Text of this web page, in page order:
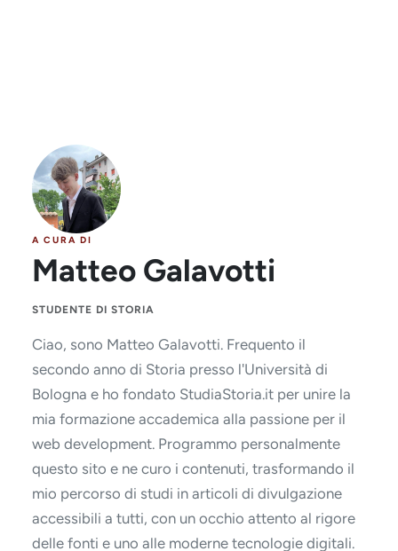
A CURA DI
Matteo Galavotti
STUDENTE DI STORIA
Ciao, sono Matteo Galavotti. Frequento il
secondo anno di Storia presso l'Università di
Bologna e ho fondato StudiaStoria.it per unire la
mia formazione accademica alla passione per il
web development. Programmo personalmente
questo sito e ne curo i contenuti, trasformando il
mio percorso di studi in articoli di divulgazione
accessibili a tutti, con un occhio attento al rigore
delle fonti e uno alle moderne tecnologie digitali.